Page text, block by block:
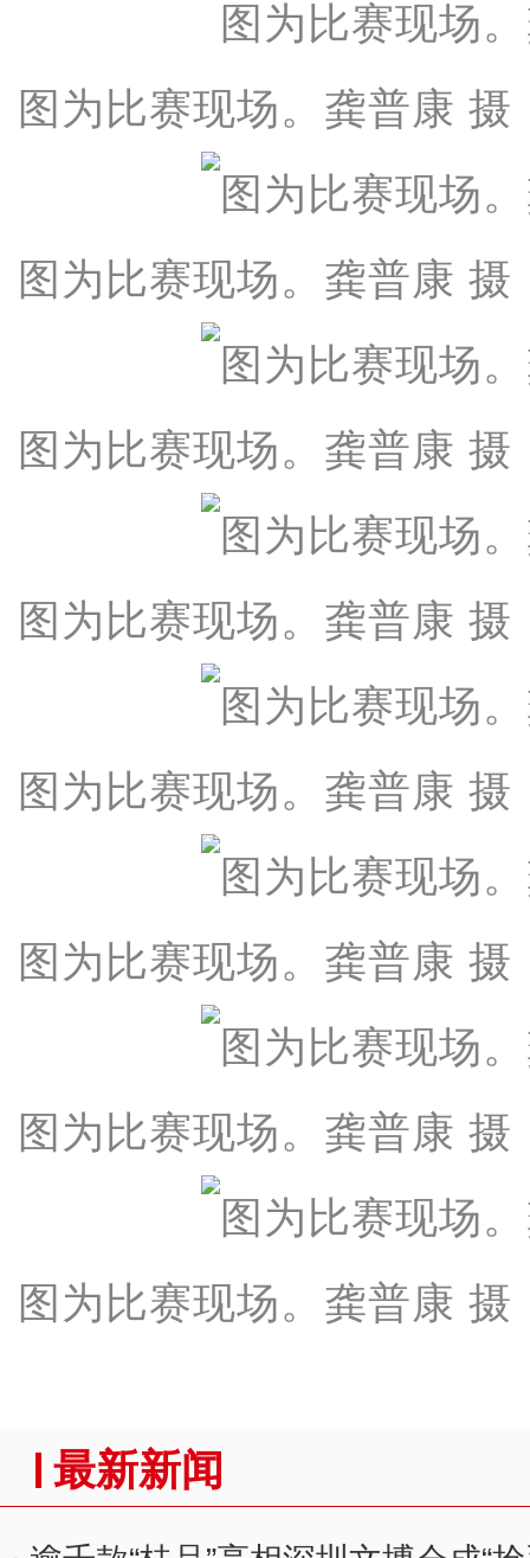
图为比赛现场。龚普康 摄
图为比赛现场。龚普康 摄
图为比赛现场。龚普康 摄
图为比赛现场。龚普康 摄
图为比赛现场。龚普康 摄
图为比赛现场。龚普康 摄
图为比赛现场。龚普康 摄
图为比赛现场。龚普康 摄
最新新闻